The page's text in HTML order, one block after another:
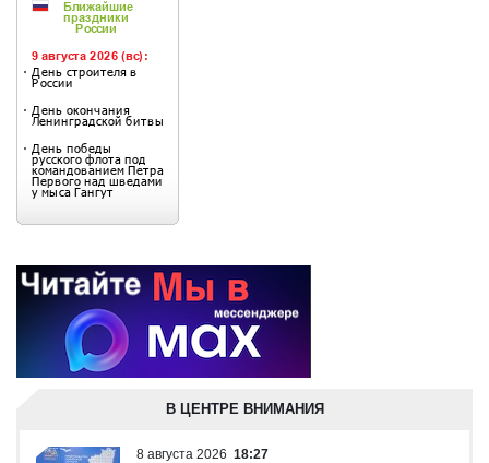
В ЦЕНТРЕ ВНИМАНИЯ
8 августа 2026 18:27